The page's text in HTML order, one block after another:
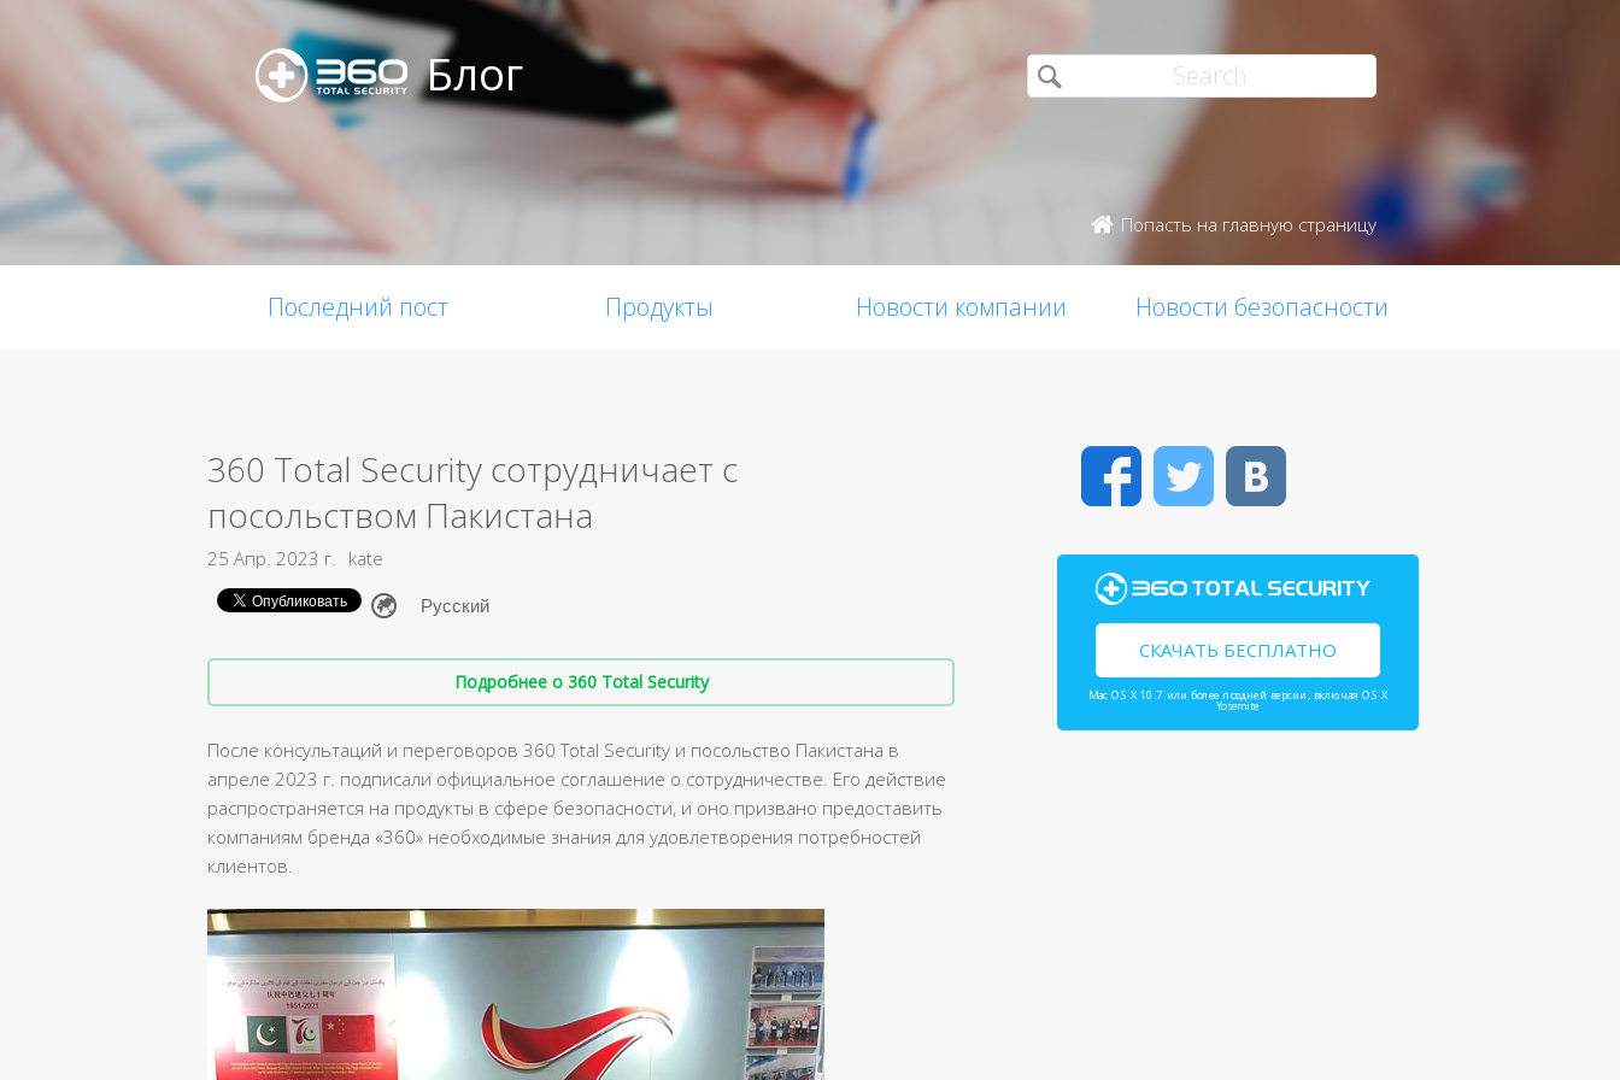
Блог
Попасть на главную страницу
Последний пост Продукты Новости компании Новости безопасности
360 Total Security сотрудничает с
посольством Пакистана
25 Апр. 2023 г. kate
Подробнее о 360 Total Security
После консультаций и переговоров 360 Total Security и посольство Пакистана в
апреле 2023 г. подписали официальное соглашение о сотрудничестве. Его действие
распространяется на продукты в сфере безопасности, и оно призвано предоставить
компаниям бренда «360» необходимые знания для удовлетворения потребностей
клиентов.
FacebookTwitter
СКАЧАТЬ БЕСПЛАТНО
Mac OS X 10.7 или более поздней версии, включая OS X
Yosemite